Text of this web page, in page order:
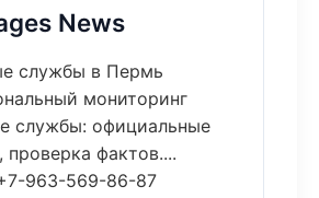
News
службы в Пермь
мониторинг
службы: официальные
проверка фактов....
963-569-86-87